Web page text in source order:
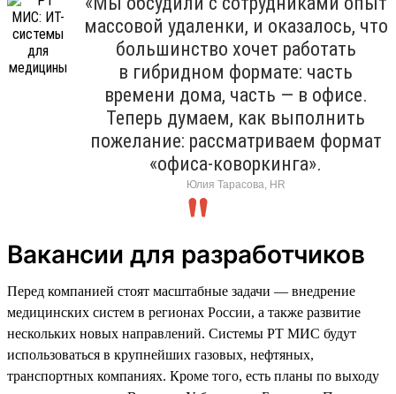
массовой удаленки, и оказалось, что
большинство хочет работать
в гибридном формате: часть
времени дома, часть — в офисе.
Теперь думаем, как выполнить
пожелание: рассматриваем формат
«офиса-коворкинга».
Юлия Тарасова, HR
Вакансии для разработчиков
Перед компанией стоят масштабные задачи — внедрение
медицинских систем в регионах России, а также развитие
нескольких новых направлений. Системы РТ МИС будут
использоваться в крупнейших газовых, нефтяных,
транспортных компаниях. Кроме того, есть планы по выходу